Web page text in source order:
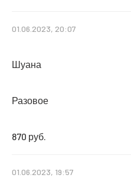
01.06.2023, 20:07
Шуана
Разовое
870 руб.
01.06.2023, 19:57